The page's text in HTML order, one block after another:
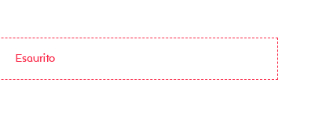
Esaurito